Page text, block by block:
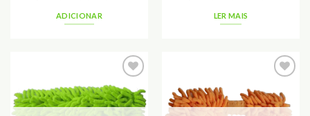
ADICIONAR LER MAIS